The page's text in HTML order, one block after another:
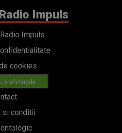
Impuls
Impuls
cookies
preferințele
si conditii